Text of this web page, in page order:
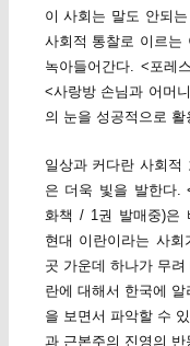
이 사회는 말도 안되
사회적 통찰로 이르는
녹아들어간다. <포레
<사랑방 손님과 어머
의 눈을 성공적으로 활
일상과 커다란 사회적
은 더욱 빛을 발한다.
화책 / 1권 발매중)은
현대 이란이라는 사
곳 가운데 하나가 무
란에 대해서 한국에
을 보면서 파악할 수
과 근본주의 진영의 반